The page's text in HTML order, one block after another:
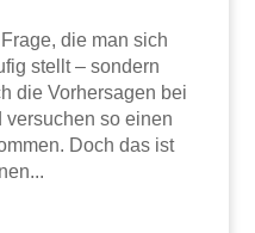
die man sich
stellt – sondern
die Vorhersagen bei
versuchen so einen
Doch das ist